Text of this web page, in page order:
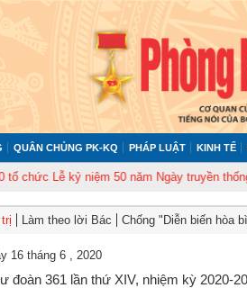
QUÂN CHỦNG PK-KQ PHÁP LUẬT KINH TẾ
kỷ niệm 50 năm Ngày truyền thống (12-11-
Làm theo lời Bác Chống "Diễn biến hòa
16 tháng 6 , 2020
đoàn 361 lần thứ XIV, nhiệm kỳ 2020-